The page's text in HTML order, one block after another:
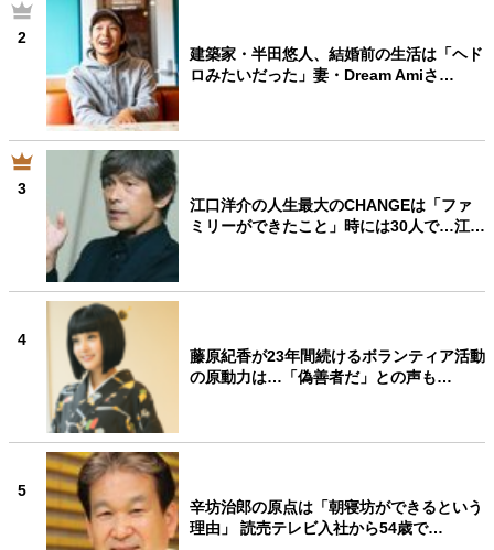
2
建築家・半田悠人、結婚前の生活は「ヘド
ロみたいだった」妻・Dream Amiさ…
3
江口洋介の人生最大のCHANGEは「ファ
ミリーができたこと」時には30人で…江…
4
藤原紀香が23年間続けるボランティア活動
の原動力は…「偽善者だ」との声も…
5
辛坊治郎の原点は「朝寝坊ができるという
理由」 読売テレビ入社から54歳で…